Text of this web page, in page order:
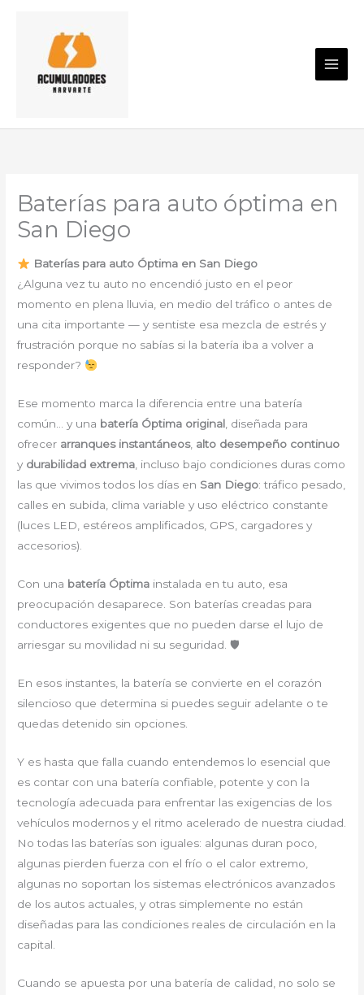
contenido
Baterías para auto óptima en
San Diego
Baterías para auto Óptima en San Diego
¿Alguna vez tu auto no encendió justo en el peor
momento en plena lluvia, en medio del tráfico o antes de
una cita importante — y sentiste esa mezcla de estrés y
frustración porque no sabías si la batería iba a volver a
responder?
Ese momento marca la diferencia entre una batería
común… y una batería Óptima original , diseñada para
ofrecer arranques instantáneos, alto desempeño continuo
y durabilidad extrema , incluso bajo condiciones duras como
las que vivimos todos los días en San Diego: tráfico pesado,
calles en subida, clima variable y uso eléctrico constante
(luces LED, estéreos amplificados, GPS, cargadores y
accesorios).
Con una batería Óptima instalada en tu auto, esa
preocupación desaparece. Son baterías creadas para
conductores exigentes que no pueden darse el lujo de
arriesgar su movilidad ni su seguridad. 🛡
En esos instantes, la batería se convierte en el corazón
silencioso que determina si puedes seguir adelante o te
quedas detenido sin opciones.
Y es hasta que falla cuando entendemos lo esencial que
es contar con una batería confiable, potente y con la
tecnología adecuada para enfrentar las exigencias de los
vehículos modernos y el ritmo acelerado de nuestra ciudad.
No todas las baterías son iguales: algunas duran poco,
algunas pierden fuerza con el frío o el calor extremo,
algunas no soportan los sistemas electrónicos avanzados
de los autos actuales, y otras simplemente no están
diseñadas para las condiciones reales de circulación en la
capital.
Cuando se apuesta por una batería de calidad, no solo se